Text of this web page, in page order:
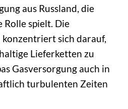
aus Russland, die
Rolle spielt. Die
sich darauf,
Lieferketten zu
Gasversorgung auch in
turbulenten Zeiten